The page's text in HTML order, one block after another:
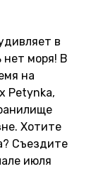
в
нет моря! В
на
Petynka,
Хотите
Съездите
июля